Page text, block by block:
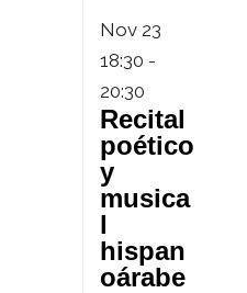
Nov 23
18:30 -
20:30
Recital
poético
y
musica
l
hispan
oárabe